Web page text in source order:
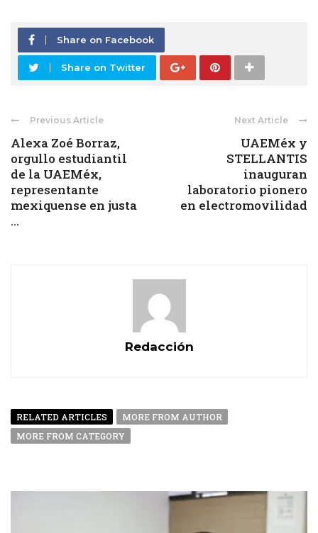
Share on Facebook
Share on Twitter
Previous Article
Alexa Zoé Borraz,
orgullo estudiantil
de la UAEMéx,
representante
mexiquense en justa
...
Next Article
UAEMéx y
STELLANTIS
inauguran
laboratorio pionero
en electromovilidad
Redacción
RELATED ARTICLES
MORE FROM AUTHOR
MORE FROM CATEGORY